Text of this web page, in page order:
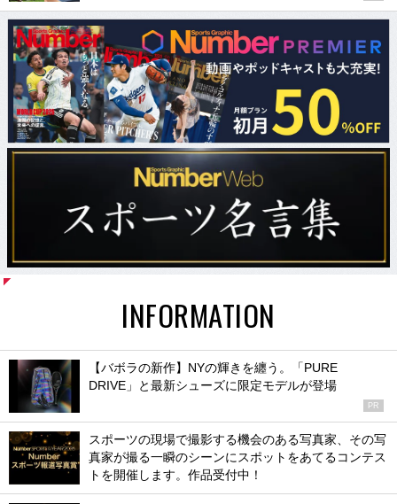
INFORMATION
【バボラの新作】NYの輝きを纏う。「PURE
DRIVE」と最新シューズに限定モデルが登場
PR
スポーツの現場で撮影する機会のある写真家、その写
真家が撮る一瞬のシーンにスポットをあてるコンテス
トを開催します。作品受付中！